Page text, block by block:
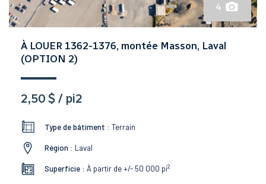
4
À LOUER 1362-1376, montée Masson, Laval
(OPTION 2)
2,50 $ / pi2
Type de bâtiment : Terrain
Région : Laval
Superficie : À partir de +/- 50 000 pi2